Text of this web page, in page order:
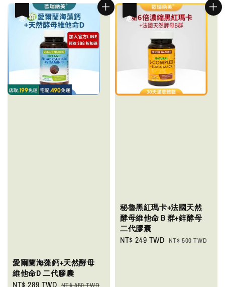
愛爾蘭海藻鈣+天然酵母
維他命D 二代膠囊
Sale
NT$ 289 TWD Regular
NT$ 450 TWD
秘魯黑紅瑪卡+法國天然
酵母維他命Ｂ群+鋅酵母
二代膠囊
Sale
NT$ 249 TWD Regular
NT$ 500 TWD